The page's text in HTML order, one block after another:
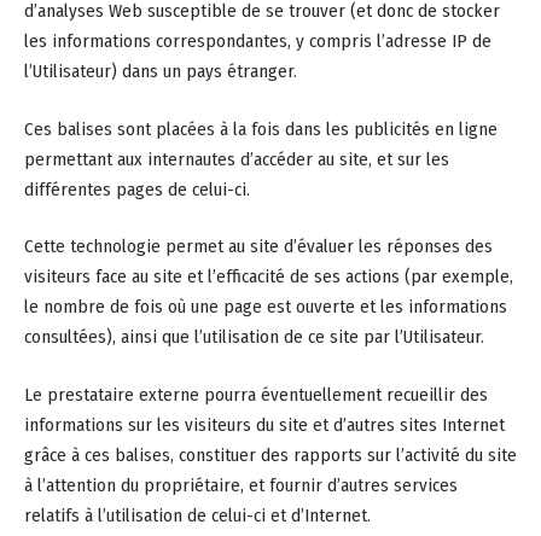
d’analyses Web susceptible de se trouver (et donc de stocker
les informations correspondantes, y compris l’adresse IP de
l’Utilisateur) dans un pays étranger.
Ces balises sont placées à la fois dans les publicités en ligne
permettant aux internautes d’accéder au site, et sur les
différentes pages de celui-ci.
Cette technologie permet au site d’évaluer les réponses des
visiteurs face au site et l’efficacité de ses actions (par exemple,
le nombre de fois où une page est ouverte et les informations
consultées), ainsi que l’utilisation de ce site par l’Utilisateur.
Le prestataire externe pourra éventuellement recueillir des
informations sur les visiteurs du site et d’autres sites Internet
grâce à ces balises, constituer des rapports sur l’activité du site
à l’attention du propriétaire, et fournir d’autres services
relatifs à l’utilisation de celui-ci et d’Internet.